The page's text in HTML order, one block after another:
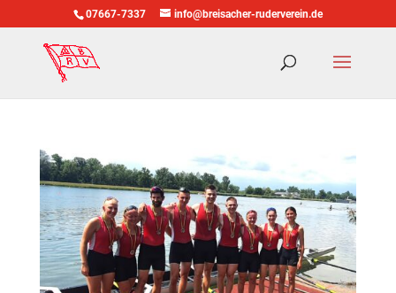
07667-7337 info@breisacher-ruderverein.de